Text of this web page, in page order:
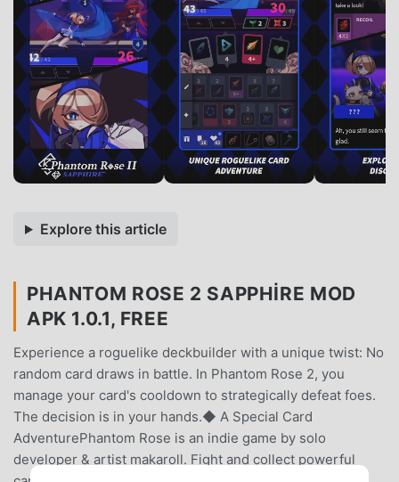
Explore this article
PHANTOM ROSE 2 SAPPHIRE MOD
APK 1.0.1, FREE
Experience a roguelike deckbuilder with a unique twist: No
random card draws in battle. In Phantom Rose 2, you
manage your card's cooldown to strategically defeat foes.
The decision is in your hands.◆ A Special Card
AdventurePhantom Rose is an indie game by solo
developer & artist makaroll. Fight and collect powerful